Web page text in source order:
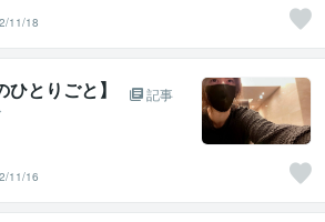
11/18
ひとりごと】⁡
記事
11/16